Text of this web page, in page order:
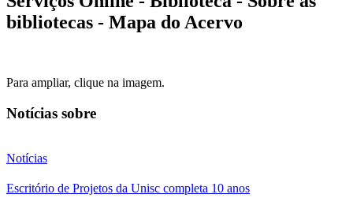
bibliotecas - Mapa do Acervo
Para ampliar, clique na imagem.
Notícias sobre
Notícias
Escritório de Projetos da Unisc completa 10 anos